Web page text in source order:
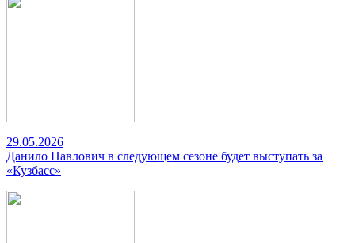
29.05.2026
Данило Павлович в следующем сезоне будет выступать за
«Кузбасс»